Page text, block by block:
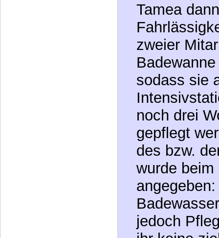
doch
hat sie auf
gewartet.
Vor einigen
Tamea
zweier
sodass sie
noch drei
gepflegt
des bzw.